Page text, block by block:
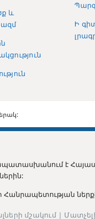
և
Ի
է
ն
մշակում |